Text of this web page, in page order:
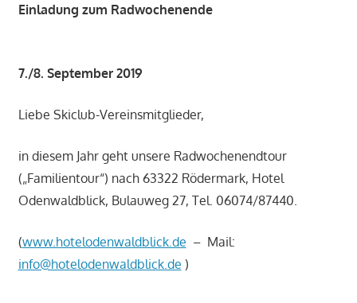
Einladung zum Radwochenende
7./8. September 2019
Liebe Skiclub-Vereinsmitglieder,
in diesem Jahr geht unsere Radwochenendtour
(„Familientour“) nach 63322 Rödermark, Hotel
Odenwaldblick, Bulauweg 27, Tel. 06074/87440.
(www.hotelodenwaldblick.de – Mail:
info@hotelodenwaldblick.de )